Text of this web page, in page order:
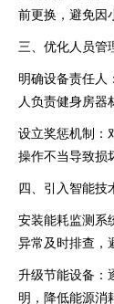
前更换，避免因
三、优化人员管
明确设备责任人
人负责健身房器
设立奖惩机制：
操作不当导致损
四、引入智能技
安装能耗监测系
异常及时排查，
升级节能设备：
明，降低能源消